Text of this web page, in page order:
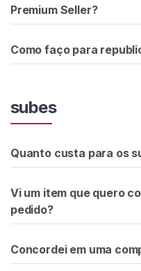
Premium Seller?
Como faço para
subes
Quanto custa para os
Vi um item que quero
pedido?
Concordei em uma
í
c
o
r
c
a
r
o
m